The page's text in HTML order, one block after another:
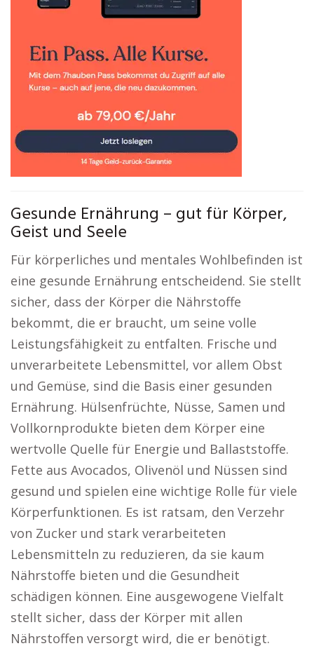
Gesunde Ernährung – gut für Körper,
Geist und Seele
Für körperliches und mentales Wohlbefinden ist
eine gesunde Ernährung entscheidend. Sie stellt
sicher, dass der Körper die Nährstoffe
bekommt, die er braucht, um seine volle
Leistungsfähigkeit zu entfalten. Frische und
unverarbeitete Lebensmittel, vor allem Obst
und Gemüse, sind die Basis einer gesunden
Ernährung. Hülsenfrüchte, Nüsse, Samen und
Vollkornprodukte bieten dem Körper eine
wertvolle Quelle für Energie und Ballaststoffe.
Fette aus Avocados, Olivenöl und Nüssen sind
gesund und spielen eine wichtige Rolle für viele
Körperfunktionen. Es ist ratsam, den Verzehr
von Zucker und stark verarbeiteten
Lebensmitteln zu reduzieren, da sie kaum
Nährstoffe bieten und die Gesundheit
schädigen können. Eine ausgewogene Vielfalt
stellt sicher, dass der Körper mit allen
Nährstoffen versorgt wird, die er benötigt.